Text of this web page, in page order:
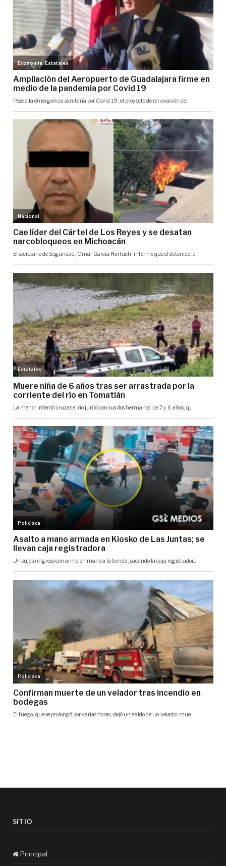
SITIO
Principal